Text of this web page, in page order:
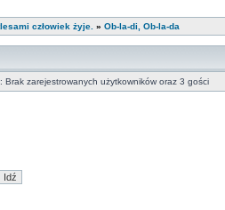
człowiek żyje. » Ob-la-di, Ob-la-da
Brak zarejestrowanych użytkowników oraz 3 gości